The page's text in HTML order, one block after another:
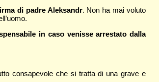
di padre Aleksandr. Non ha mai voluto
in caso venisse arrestato dalla
consapevole che si tratta di una grave e